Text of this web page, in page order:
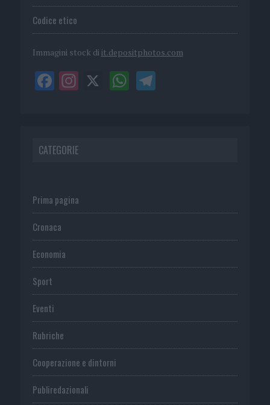
Codice etico
Immagini stock di it.depositphotos.com
CATEGORIE
Prima pagina
Cronaca
Economia
Sport
Eventi
Rubriche
Cooperazione e dintorni
Publiredazionali